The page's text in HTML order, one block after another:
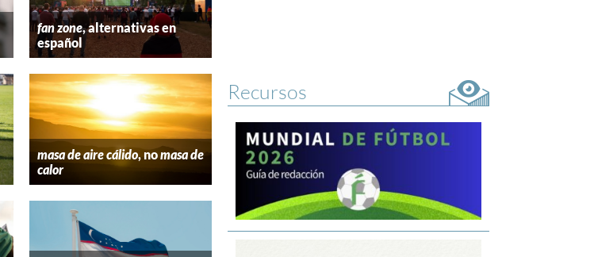
fan zone, alternativas en
español
masa de aire cálido, nomasa de
calor
Recursos